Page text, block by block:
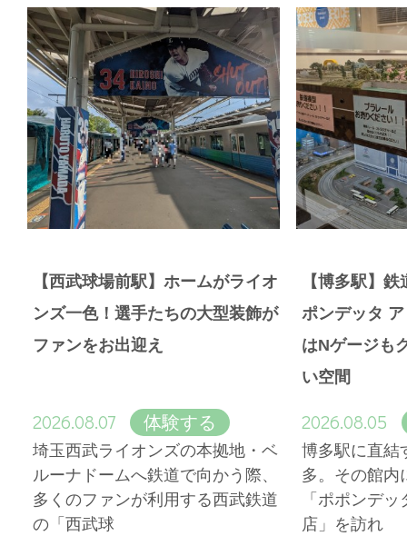
【西武球場前駅】ホームがライオ
ンズ一色！選手たちの大型装飾が
ファンをお出迎え
2026.08.07 体験する
埼玉西武ライオンズの本拠地・ベ
ルーナドームへ鉄道で向かう際、
多くのファンが利用する西武鉄道
の「西武球
【博多駅】
ポンデッタ
はNゲージも
い空間
2026.08.05
博多駅に直結
多。その館内
「ポポンデ
店」を訪れ